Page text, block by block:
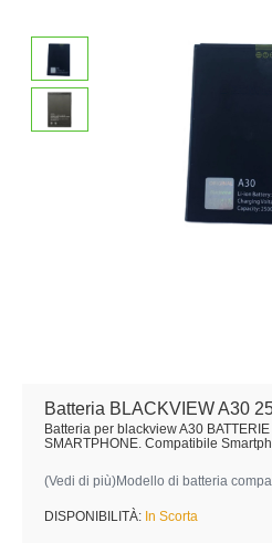
Batteria BLACKVIEW A30
Batteria per blackview A30
SMARTPHONE. Compatibile
(Vedi di più)Modello di batteria
DISPONIBILITÀ: In Scorta